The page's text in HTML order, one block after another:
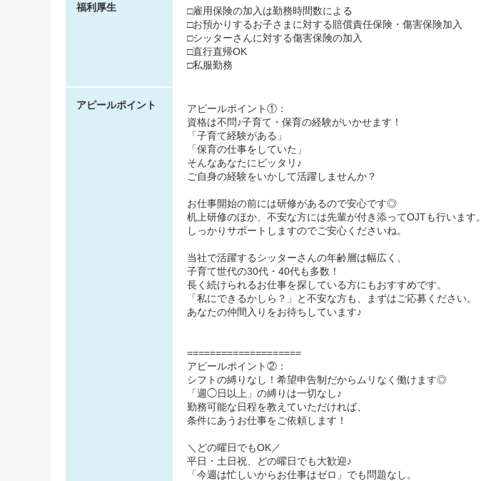
福利厚生
□雇用保険の加入は勤務時間数による
□お預かりするお子さまに対する賠償責任保険・傷害保険加入
□シッターさんに対する傷害保険の加入
□直行直帰OK
□私服勤務
アピールポイント
アピールポイント①：
資格は不問♪子育て・保育の経験がいかせます！
「子育て経験がある」
「保育の仕事をしていた」
そんなあなたにピッタリ♪
ご自身の経験をいかして活躍しませんか？
お仕事開始の前には研修があるので安心です◎
机上研修のほか、不安な方には先輩が付き添ってOJTも行います。
しっかりサポートしますのでご安心くださいね。
当社で活躍するシッターさんの年齢層は幅広く、
子育て世代の30代・40代も多数！
長く続けられるお仕事を探している方にもおすすめです。
「私にできるかしら？」と不安な方も、まずはご応募ください。
あなたの仲間入りをお待ちしています♪
====================
アピールポイント②：
シフトの縛りなし！希望申告制だからムリなく働けます◎
「週◯日以上」の縛りは一切なし♪
勤務可能な日程を教えていただければ、
条件にあうお仕事をご依頼します！
＼どの曜日でもOK／
平日・土日祝、どの曜日でも大歓迎♪
「今週は忙しいからお仕事はゼロ」でも問題なし。